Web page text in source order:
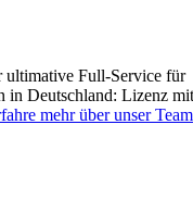
ultimative Full-Service für
in Deutschland: Lizenz
mehr über unser Team